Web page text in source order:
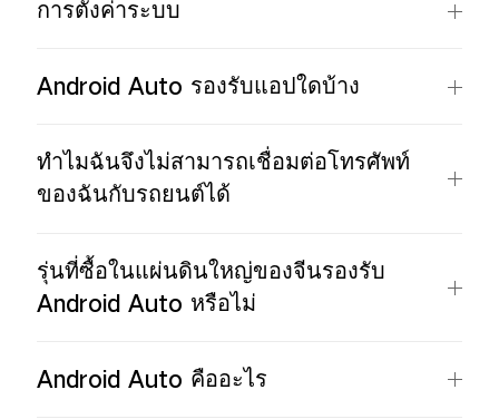
การตั้งค่าระบบ
Android Auto รองรับแอปใดบ้าง
ทำไมฉันจึงไม่สามารถเชื่อมต่อโทรศัพท์
ของฉันกับรถยนต์ได้
รุ่นที่ซื้อในแผ่นดินใหญ่ของจีนรองรับ
Android Auto หรือไม่
Android Auto คืออะไร